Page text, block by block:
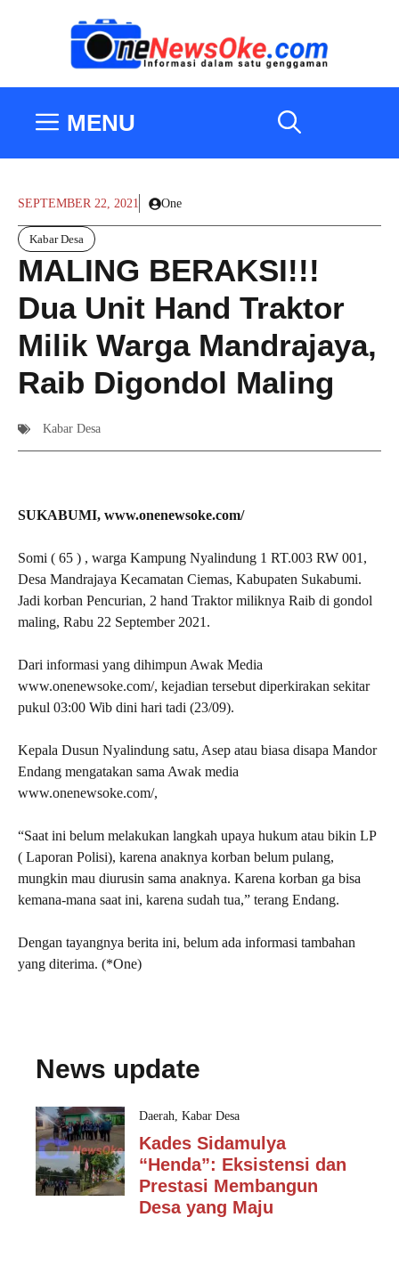
MENU
SEPTEMBER 22, 2021 One
Kabar Desa
MALING BERAKSI!!!
Dua Unit Hand Traktor
Milik Warga Mandrajaya,
Raib Digondol Maling
Kabar Desa
SUKABUMI, www.onenewsoke.com/
Somi ( 65 ) , warga Kampung Nyalindung 1 RT.003 RW 001,
Desa Mandrajaya Kecamatan Ciemas, Kabupaten Sukabumi.
Jadi korban Pencurian, 2 hand Traktor miliknya Raib di gondol
maling, Rabu 22 September 2021.
Dari informasi yang dihimpun Awak Media
www.onenewsoke.com/, kejadian tersebut diperkirakan sekitar
pukul 03:00 Wib dini hari tadi (23/09).
Kepala Dusun Nyalindung satu, Asep atau biasa disapa Mandor
Endang mengatakan sama Awak media
www.onenewsoke.com/,
“Saat ini belum melakukan langkah upaya hukum atau bikin LP
( Laporan Polisi), karena anaknya korban belum pulang,
mungkin mau diurusin sama anaknya. Karena korban ga bisa
kemana-mana saat ini, karena sudah tua,” terang Endang.
Dengan tayangnya berita ini, belum ada informasi tambahan
yang diterima. (*One)
News update
Daerah, Kabar Desa
Kades Sidamulya
“Henda”: Eksistensi dan
Prestasi Membangun
Desa yang Maju